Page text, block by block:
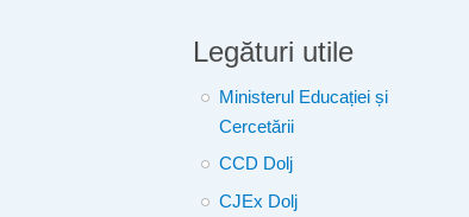
Legături utile
Ministerul Educației și
Cercetării
CCD Dolj
CJEx Dolj